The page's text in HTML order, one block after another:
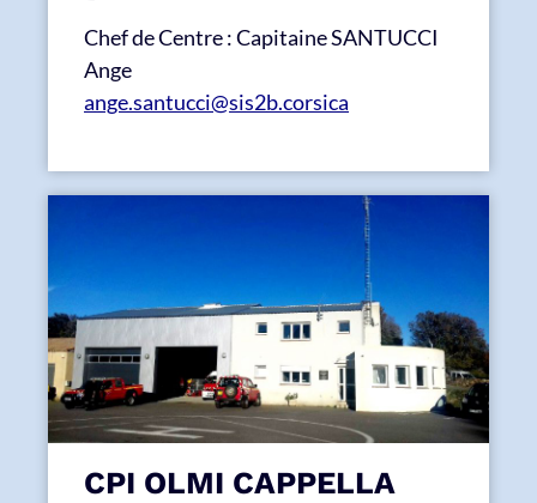
Chef de Centre : Capitaine SANTUCCI
Ange
ange.santucci@sis2b.corsica
CPI OLMI CAPPELLA